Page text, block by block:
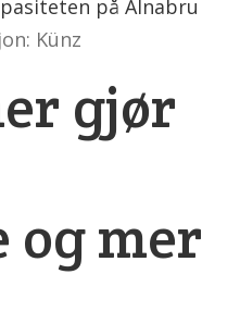
på Alnabru
Künz
gjør
og mer